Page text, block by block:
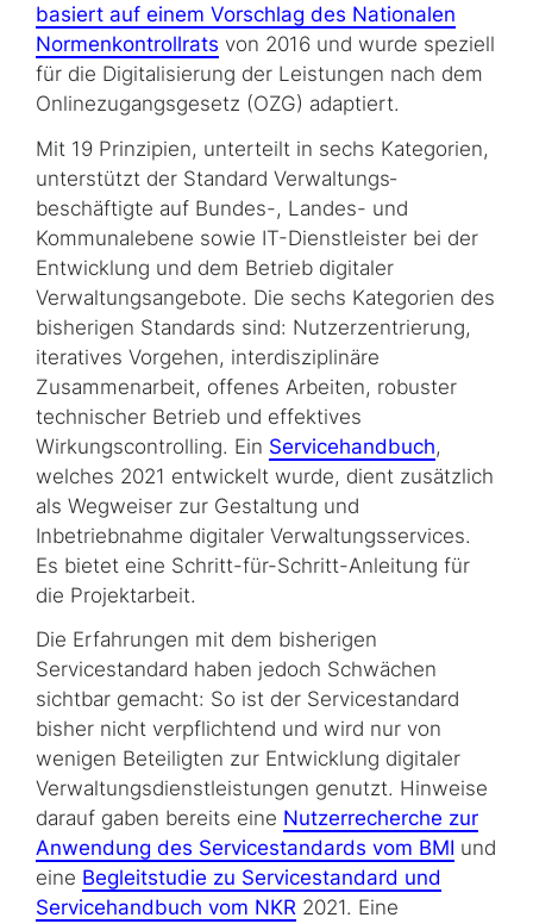
basiert auf einem Vorschlag des Nationalen
Normenkontrollrats von 2016 und wurde speziell
für die Digitalisierung der Leistungen nach dem
Onlinezugangsgesetz (OZG) adaptiert.
Mit 19 Prinzipien, unterteilt in sechs Kategorien,
unterstützt der Standard Verwal­tungs­
beschäftigte auf Bundes-, Landes- und
Kommunalebene sowie IT-Dienstleister bei der
Entwicklung und dem Betrieb digitaler
Verwaltungsangebote. Die sechs Kategorien des
bisherigen Standards sind: Nutzerzentrierung,
iteratives Vorgehen, interdisziplinäre
Zusammenarbeit, offenes Arbeiten, robuster
technischer Betrieb und effektives
Wirkungscontrolling. Ein Servicehandbuch,
welches 2021 entwickelt wurde, dient zusätzlich
als Wegweiser zur Gestaltung und
Inbetriebnahme digitaler Verwaltungs­ser­vices.
Es bietet eine Schritt-für-Schritt-Anleitung für
die Projektarbeit.
Die Erfahrungen mit dem bisherigen
Servicestandard haben jedoch Schwächen
sichtbar gemacht: So ist der Servicestandard
bisher nicht verpflichtend und wird nur von
wenigen Beteiligten zur Entwicklung digitaler
Verwaltungsdienstleistungen genutzt. Hinweise
darauf gaben bereits eine Nutzerrecherche zur
Anwendung des Servicestandards vom BMI und
eine Begleitstudie zu Servicestandard und
Servicehandbuch vom NKR 2021. Eine